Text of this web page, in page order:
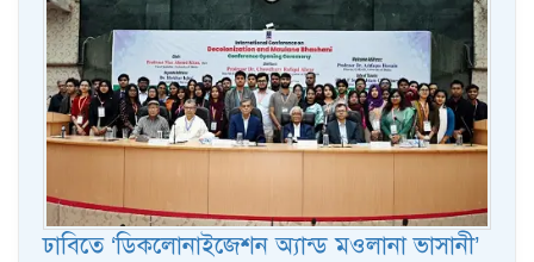
ঢাবিতে ‘ডিকলোনাইজেশন অ্যান্ড মওলানা ভাসানী’